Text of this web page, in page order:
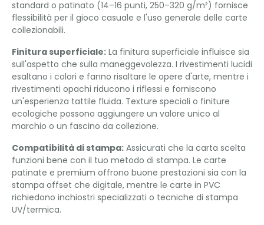
standard o patinato (14–16 punti, 250–320 g/m²) fornisce
flessibilità per il gioco casuale e l'uso generale delle carte
collezionabili.
Finitura superficiale: La finitura superficiale influisce sia
sull'aspetto che sulla maneggevolezza. I rivestimenti lucidi
esaltano i colori e fanno risaltare le opere d'arte, mentre i
rivestimenti opachi riducono i riflessi e forniscono
un'esperienza tattile fluida. Texture speciali o finiture
ecologiche possono aggiungere un valore unico al
marchio o un fascino da collezione.
Compatibilità di stampa: Assicurati che la carta scelta
funzioni bene con il tuo metodo di stampa. Le carte
patinate e premium offrono buone prestazioni sia con la
stampa offset che digitale, mentre le carte in PVC
richiedono inchiostri specializzati o tecniche di stampa
UV/termica.